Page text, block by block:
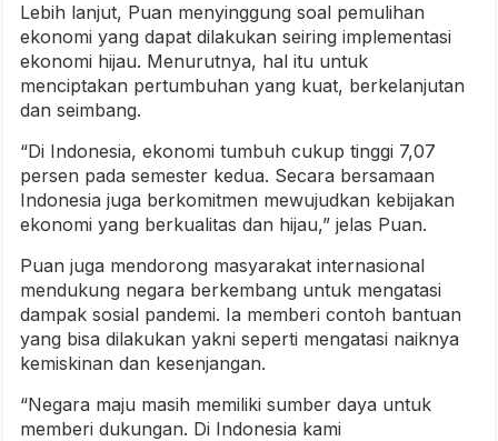
Lebih lanjut, Puan menyinggung soal pemulihan
ekonomi yang dapat dilakukan seiring implementasi
ekonomi hijau. Menurutnya, hal itu untuk
menciptakan pertumbuhan yang kuat, berkelanjutan
dan seimbang.
“Di Indonesia, ekonomi tumbuh cukup tinggi 7,07
persen pada semester kedua. Secara bersamaan
Indonesia juga berkomitmen mewujudkan kebijakan
ekonomi yang berkualitas dan hijau,” jelas Puan.
Puan juga mendorong masyarakat internasional
mendukung negara berkembang untuk mengatasi
dampak sosial pandemi. Ia memberi contoh bantuan
yang bisa dilakukan yakni seperti mengatasi naiknya
kemiskinan dan kesenjangan.
“Negara maju masih memiliki sumber daya untuk
memberi dukungan. Di Indonesia kami